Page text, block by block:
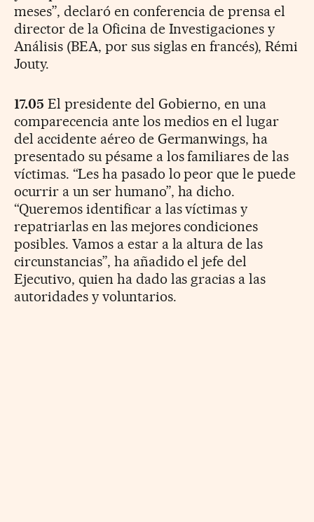
meses”, declaró en conferencia de prensa el
director de la Oficina de Investigaciones y
Análisis (BEA, por sus siglas en francés), Rémi
Jouty.
17.05 El presidente del Gobierno, en una
comparecencia ante los medios en el lugar
del accidente aéreo de Germanwings, ha
presentado su pésame a los familiares de las
víctimas. “Les ha pasado lo peor que le puede
ocurrir a un ser humano”, ha dicho.
“Queremos identificar a las víctimas y
repatriarlas en las mejores condiciones
posibles. Vamos a estar a la altura de las
circunstancias”, ha añadido el jefe del
Ejecutivo, quien ha dado las gracias a las
autoridades y voluntarios.